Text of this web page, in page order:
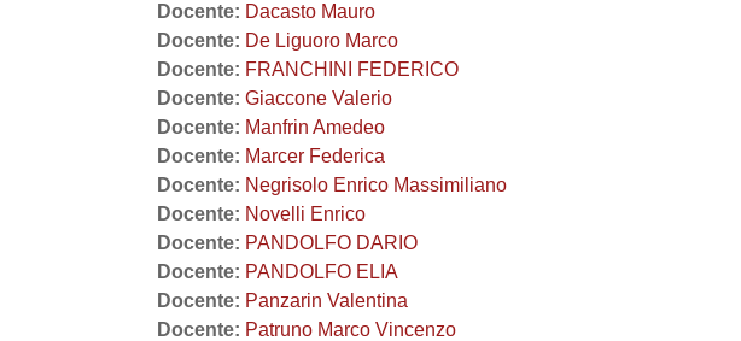
Docente: Dacasto Mauro
Docente: De Liguoro Marco
Docente: FRANCHINI FEDERICO
Docente: Giaccone Valerio
Docente: Manfrin Amedeo
Docente: Marcer Federica
Docente: Negrisolo Enrico Massimiliano
Docente: Novelli Enrico
Docente: PANDOLFO DARIO
Docente: PANDOLFO ELIA
Docente: Panzarin Valentina
Docente: Patruno Marco Vincenzo